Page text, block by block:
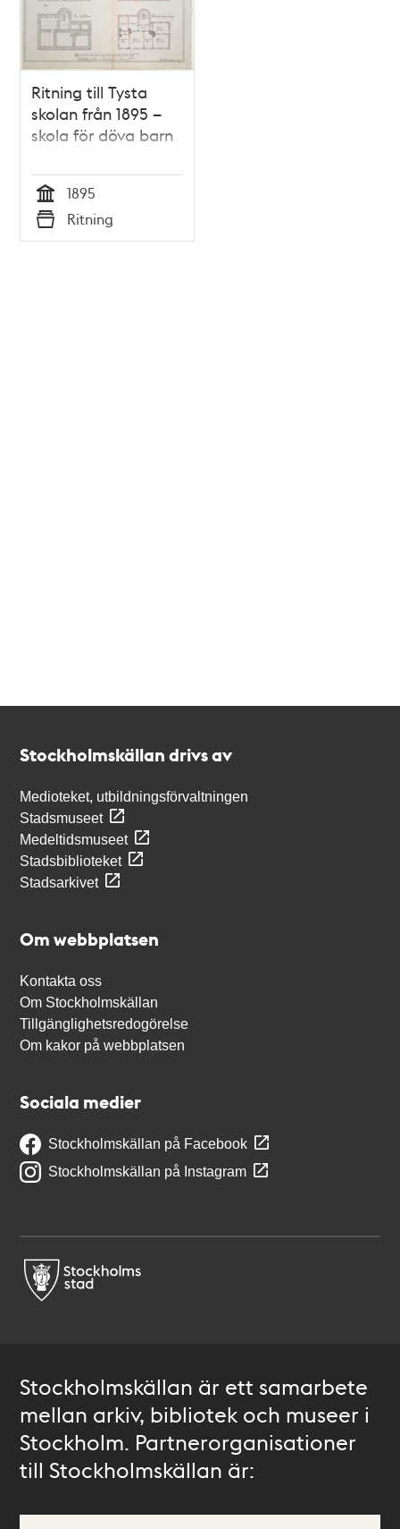
Ritning till Tysta
skolan från 1895 –
skola för döva barn
Tid
1895
Typ
Ritning
Stockholmskällan drivs av
Medioteket, utbildningsförvaltningen
Stadsmuseet
Medeltidsmuseet
Stadsbiblioteket
Stadsarkivet
Om webbplatsen
Kontakta oss
Om Stockholmskällan
Tillgänglighetsredogörelse
Om kakor på webbplatsen
Sociala medier
Stockholmskällan på Facebook
Stockholmskällan på Instagram
Stockholmskällan är ett samarbete
mellan arkiv, bibliotek och museer i
Stockholm. Partnerorganisationer
till Stockholmskällan är: